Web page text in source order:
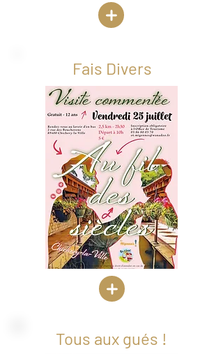
Fais Divers
Tous aux gués !